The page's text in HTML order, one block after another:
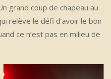
grand coup de chapeau au
relève le défi d’avoir le bon
ce n’est pas en milieu de